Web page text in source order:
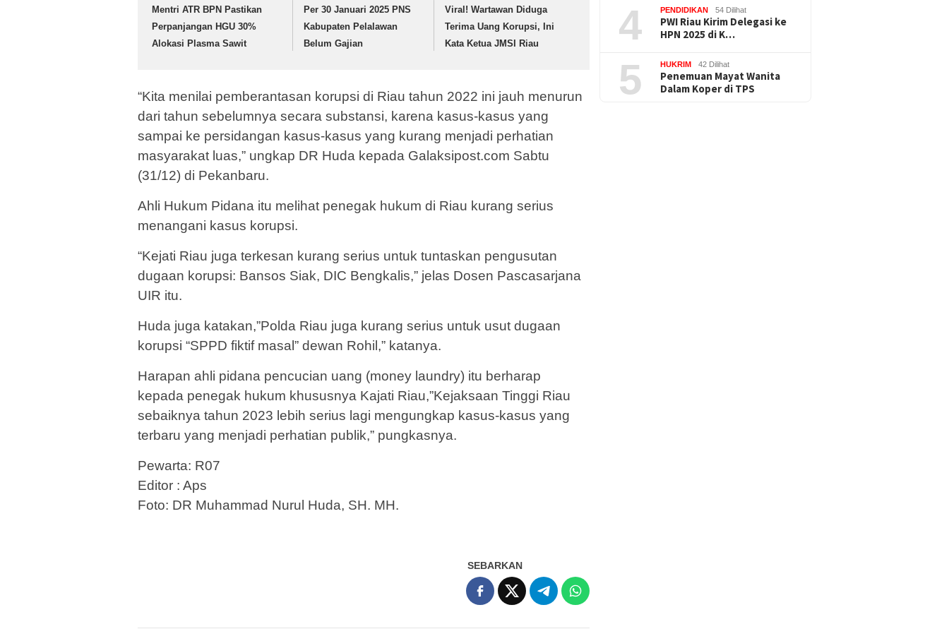
Mentri ATR BPN Pastikan
Perpanjangan HGU 30%
Alokasi Plasma Sawit
Per 30 Januari 2025 PNS
Kabupaten Pelalawan
Belum Gajian
Viral! Wartawan Diduga
Terima Uang Korupsi, Ini
Kata Ketua JMSI Riau
“Kita menilai pemberantasan korupsi di Riau tahun 2022 ini jauh menurun
dari tahun sebelumnya secara substansi, karena kasus-kasus yang
sampai ke persidangan kasus-kasus yang kurang menjadi perhatian
masyarakat luas,” ungkap DR Huda kepada Galaksipost.com Sabtu
(31/12) di Pekanbaru.
Ahli Hukum Pidana itu melihat penegak hukum di Riau kurang serius
menangani kasus korupsi.
“Kejati Riau juga terkesan kurang serius untuk tuntaskan pengusutan
dugaan korupsi: Bansos Siak, DIC Bengkalis,” jelas Dosen Pascasarjana
UIR itu.
Huda juga katakan,”Polda Riau juga kurang serius untuk usut dugaan
korupsi “SPPD fiktif masal” dewan Rohil,” katanya.
Harapan ahli pidana pencucian uang (money laundry) itu berharap
kepada penegak hukum khususnya Kajati Riau,”Kejaksaan Tinggi Riau
sebaiknya tahun 2023 lebih serius lagi mengungkap kasus-kasus yang
terbaru yang menjadi perhatian publik,” pungkasnya.
Pewarta: R07
Editor : Aps
Foto: DR Muhammad Nurul Huda, SH. MH.
SEBARKAN
4 PENDIDIKAN 54 Dilihat
PWI Riau Kirim Delegasi ke
HPN 2025 di K…
5 HUKRIM 42 Dilihat
Penemuan Mayat Wanita
Dalam Koper di TPS